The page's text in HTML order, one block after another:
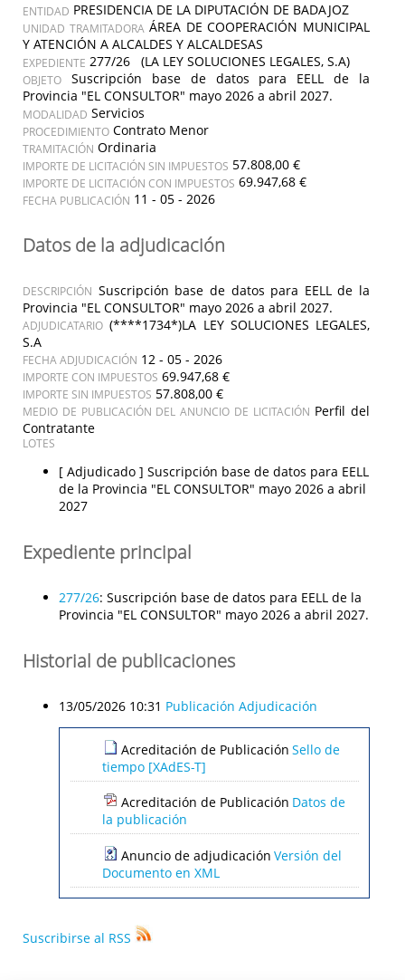
ENTIDAD PRESIDENCIA DE LA DIPUTACIÓN DE BADAJOZ
UNIDAD TRAMITADORA ÁREA DE COOPERACIÓN MUNICIPAL
Y ATENCIÓN A ALCALDES Y ALCALDESAS
EXPEDIENTE 277/26 (LA LEY SOLUCIONES LEGALES, S.A)
OBJETO
Suscripción base de datos para EELL de la
Provincia "EL CONSULTOR" mayo 2026 a abril 2027.
MODALIDAD Servicios
PROCEDIMIENTO Contrato Menor
TRAMITACIÓN Ordinaria
IMPORTE DE LICITACIÓN SIN IMPUESTOS 57.808,00 €
IMPORTE DE LICITACIÓN CON IMPUESTOS 69.947,68 €
FECHA PUBLICACIÓN 11 - 05 - 2026
Datos de la adjudicación
DESCRIPCIÓN Suscripción base de datos para EELL de la
Provincia "EL CONSULTOR" mayo 2026 a abril 2027.
ADJUDICATARIO (****1734*)LA LEY SOLUCIONES LEGALES,
S.A
FECHA ADJUDICACIÓN 12 - 05 - 2026
IMPORTE CON IMPUESTOS 69.947,68 €
IMPORTE SIN IMPUESTOS 57.808,00 €
MEDIO DE PUBLICACIÓN DEL ANUNCIO DE LICITACIÓN Perfil del
Contratante
LOTES
[ Adjudicado ] Suscripción base de datos para EELL
de la Provincia "EL CONSULTOR" mayo 2026 a abril
2027
Expediente principal
277/26: Suscripción base de datos para EELL de la
Provincia "EL CONSULTOR" mayo 2026 a abril 2027.
Historial de publicaciones
13/05/2026 10:31 Publicación Adjudicación
Acreditación de Publicación Sello de
tiempo [XAdES-T]
Acreditación de Publicación Datos de
la publicación
Anuncio de adjudicación Versión del
Documento en XML
Suscribirse al RSS